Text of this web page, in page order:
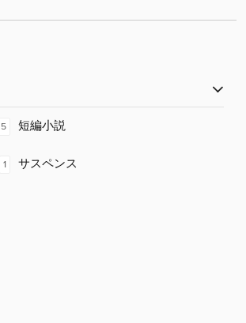
5 短編小説
1 サスペンス